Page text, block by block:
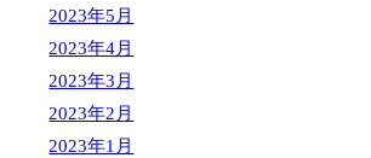
2023年5月
2023年4月
2023年3月
2023年2月
2023年1月